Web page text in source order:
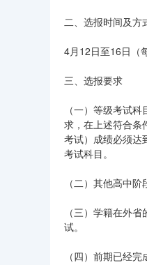
二、选报时间及方
4月12日至16日（
三、选报要求
（一）等级考试
求，在上述符合条
考试）成绩必须达
考试科目。
（二）其他高中
（三）学籍在外
试。
（四）前期已经